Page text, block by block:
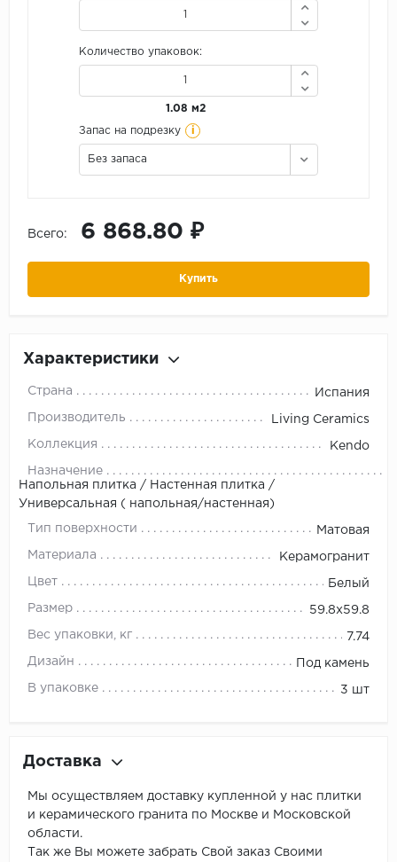
Количество упаковок:
1.08 м2
Запас на подрезку i
Без запаса
Всего: 6 868.80 ₽
Купить
Характеристики
Страна Испания
Производитель Living Ceramics
Коллекция Kendo
Назначение
Напольная плитка / Настенная плитка /
Универсальная ( напольная/настенная)
Тип поверхности Матовая
Материала Керамогранит
Цвет Белый
Размер 59.8x59.8
Вес упаковки, кг 7.74
Дизайн Под камень
В упаковке 3 шт
Доставка
Мы осуществляем доставку купленной у нас плитки
и керамического гранита по Москве и Московской
области.
Так же Вы можете забрать Свой заказ Своими